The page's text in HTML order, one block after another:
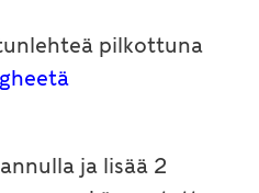
pilkottuna
gheetä
ja lisää 2